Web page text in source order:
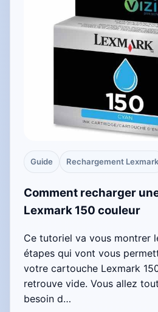
Guide Rechargement Lexmark
Comment recharger
Lexmark 150 couleur
Ce tutoriel va vous montrer
étapes qui vont vous
votre cartouche Lexmark
retrouve vide. Vous allez
besoin d…